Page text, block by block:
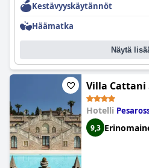
Kestävyyskäytännöt
Häämatka
Näytä
Villa Cattani
Hotelli
9,3